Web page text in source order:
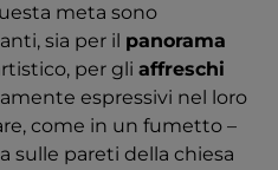
meta sono
sia per il panorama
per gli affreschi
espressivi nel loro
come in un fumetto –
sulle pareti della chiesa